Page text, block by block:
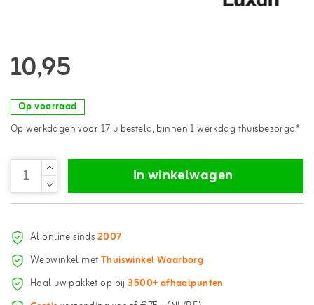
10,95
Op voorraad
Op werkdagen voor 17 u besteld, binnen 1 werkdag thuisbezorgd*
In winkelwagen
Al online sinds2007
Webwinkel metThuiswinkel Waarborg
Haal uw pakket op bij3500+ afhaalpunten